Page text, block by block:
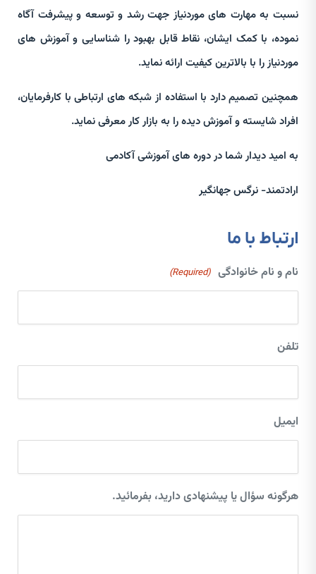
نسبت به مهارت های موردنیاز جهت رشد و توسعه و پیشرفت آگاه
نموده، با کمک ایشان، نقاط قابل بهبود را شناسایی و آموزش های
موردنیاز را با بالاترین کیفیت ارائه نماید.
همچنین تصمیم دارد با استفاده از شبکه های ارتباطی با کارفرمایان،
افراد شایسته و آموزش دیده را به بازار کار معرفی نماید.
به امید دیدار شما در دوره های آموزشی آکادمی
ارادتمند- نرگس جهانگیر
ارتباط با ما
نام و نام خانوادگی (Required)
تلفن
ایمیل
هرگونه سؤال یا پیشنهادی دارید، بفرمائید.